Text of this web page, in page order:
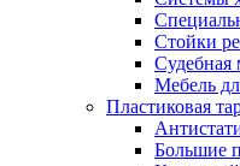
Стойки
Судебная
Мебель
Пластиковая
Большие